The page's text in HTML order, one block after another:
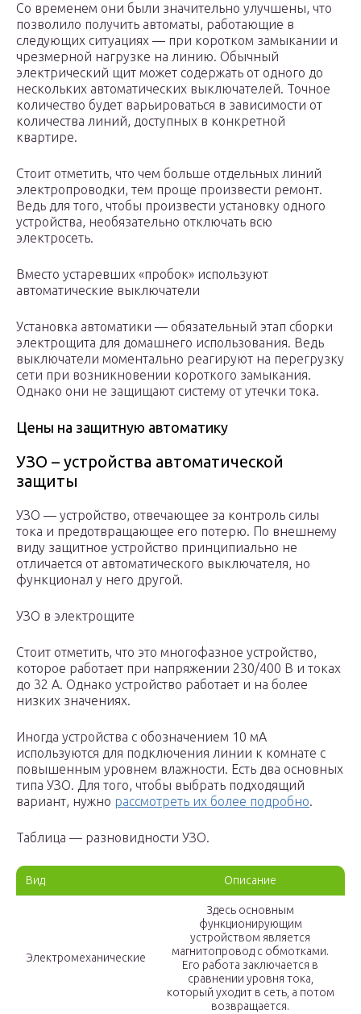
Со временем они были значительно улучшены, что
позволило получить автоматы, работающие в
следующих ситуациях — при коротком замыкании и
чрезмерной нагрузке на линию. Обычный
электрический щит может содержать от одного до
нескольких автоматических выключателей. Точное
количество будет варьироваться в зависимости от
количества линий, доступных в конкретной
квартире.
Стоит отметить, что чем больше отдельных линий
электропроводки, тем проще произвести ремонт.
Ведь для того, чтобы произвести установку одного
устройства, необязательно отключать всю
электросеть.
Вместо устаревших «пробок» используют
автоматические выключатели
Установка автоматики — обязательный этап сборки
электрощита для домашнего использования. Ведь
выключатели моментально реагируют на перегрузку
сети при возникновении короткого замыкания.
Однако они не защищают систему от утечки тока.
Цены на защитную автоматику
УЗО – устройства автоматической
защиты
УЗО — устройство, отвечающее за контроль силы
тока и предотвращающее его потерю. По внешнему
виду защитное устройство принципиально не
отличается от автоматического выключателя, но
функционал у него другой.
УЗО в электрощите
Стоит отметить, что это многофазное устройство,
которое работает при напряжении 230/400 В и токах
до 32 А. Однако устройство работает и на более
низких значениях.
Иногда устройства с обозначением 10 мА
используются для подключения линии к комнате с
повышенным уровнем влажности. Есть два основных
типа УЗО. Для того, чтобы выбрать подходящий
вариант, нужно рассмотреть их более подробно.
Таблица — разновидности УЗО.
Вид Описание
Электромеханические
Здесь основным
функционирующим
устройством является
магнитопровод с обмотками.
Его работа заключается в
сравнении уровня тока,
который уходит в сеть, а потом
возвращается.